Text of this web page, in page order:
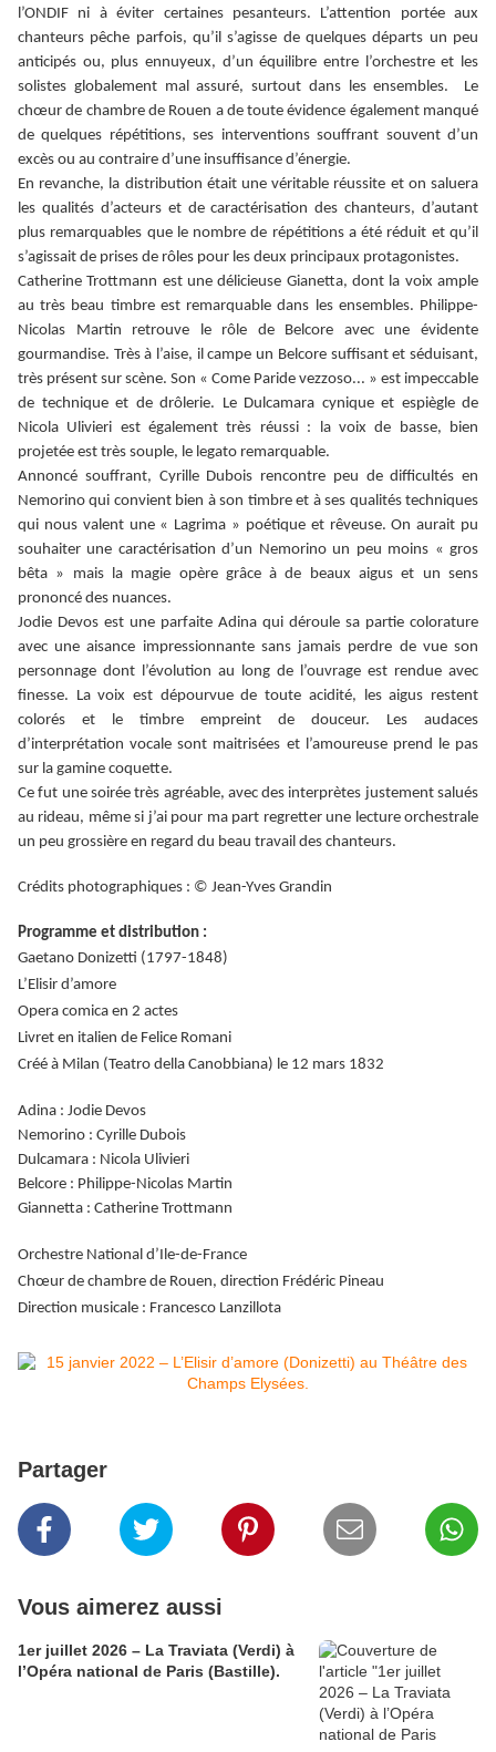
l’ONDIF ni à éviter certaines pesanteurs. L’attention portée aux
chanteurs pêche parfois, qu’il s’agisse de quelques départs un peu
anticipés ou, plus ennuyeux, d’un équilibre entre l’orchestre et les
solistes globalement mal assuré, surtout dans les ensembles. Le
chœur de chambre de Rouen a de toute évidence également manqué
de quelques répétitions, ses interventions souffrant souvent d’un
excès ou au contraire d’une insuffisance d’énergie.
En revanche, la distribution était une véritable réussite et on saluera
les qualités d’acteurs et de caractérisation des chanteurs, d’autant
plus remarquables que le nombre de répétitions a été réduit et qu’il
s’agissait de prises de rôles pour les deux principaux protagonistes.
Catherine Trottmann est une délicieuse Gianetta, dont la voix ample
au très beau timbre est remarquable dans les ensembles. Philippe-
Nicolas Martin retrouve le rôle de Belcore avec une évidente
gourmandise. Très à l’aise, il campe un Belcore suffisant et séduisant,
très présent sur scène. Son « Come Paride vezzoso... » est impeccable
de technique et de drôlerie. Le Dulcamara cynique et espiègle de
Nicola Ulivieri est également très réussi : la voix de basse, bien
projetée est très souple, le legato remarquable.
Annoncé souffrant, Cyrille Dubois rencontre peu de difficultés en
Nemorino qui convient bien à son timbre et à ses qualités techniques
qui nous valent une « Lagrima » poétique et rêveuse. On aurait pu
souhaiter une caractérisation d’un Nemorino un peu moins « gros
bêta » mais la magie opère grâce à de beaux aigus et un sens
prononcé des nuances.
Jodie Devos est une parfaite Adina qui déroule sa partie colorature
avec une aisance impressionnante sans jamais perdre de vue son
personnage dont l’évolution au long de l’ouvrage est rendue avec
finesse. La voix est dépourvue de toute acidité, les aigus restent
colorés et le timbre empreint de douceur. Les audaces
d’interprétation vocale sont maitrisées et l’amoureuse prend le pas
sur la gamine coquette.
Ce fut une soirée très agréable, avec des interprètes justement salués
au rideau, même si j’ai pour ma part regretter une lecture orchestrale
un peu grossière en regard du beau travail des chanteurs.
Crédits photographiques : © Jean-Yves Grandin
Programme et distribution :
Gaetano Donizetti (1797-1848)
L’Elisir d’amore
Opera comica en 2 actes
Livret en italien de Felice Romani
Créé à Milan (Teatro della Canobbiana) le 12 mars 1832
Adina : Jodie Devos
Nemorino : Cyrille Dubois
Dulcamara : Nicola Ulivieri
Belcore : Philippe-Nicolas Martin
Giannetta : Catherine Trottmann
Orchestre National d’Ile-de-France
Chœur de chambre de Rouen, direction Frédéric Pineau
Direction musicale : Francesco Lanzillota
Partager
Vous aimerez aussi
1er juillet 2026 – La Traviata (Verdi) à
l’Opéra national de Paris (Bastille).